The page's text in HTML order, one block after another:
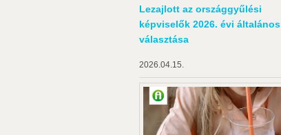
Lezajlott az országgyűlési
képviselők 2026. évi általános
választása
2026.04.15.